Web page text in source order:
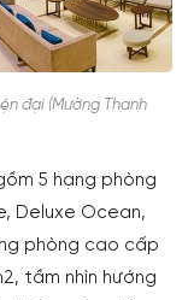
đại (Mường Thanh
5 hạng phòng
Deluxe Ocean,
phòng cao cấp
tầm nhìn hướng